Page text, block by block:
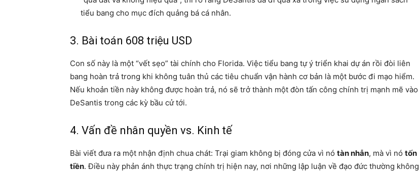
tiểu bang cho mục đích quảng bá cá nhân.
3. Bài toán 608 triệu USD
Con số này là một “vết sẹo” tài chính cho Florida. Việc tiểu bang tự ý triển khai dự án rồi đòi liên
bang hoàn trả trong khi không tuân thủ các tiêu chuẩn vận hành cơ bản là một bước đi mạo hiểm.
Nếu khoản tiền này không được hoàn trả, nó sẽ trở thành một đòn tấn công chính trị mạnh mẽ vào
DeSantis trong các kỳ bầu cử tới.
4. Vấn đề nhân quyền vs. Kinh tế
Bài viết đưa ra một nhận định chua chát: Trại giam không bị đóng cửa vì nó tàn nhẫn, mà vì nó tốn
tiền. Điều này phản ánh thực trạng chính trị hiện nay, nơi những lập luận về đạo đức thường không